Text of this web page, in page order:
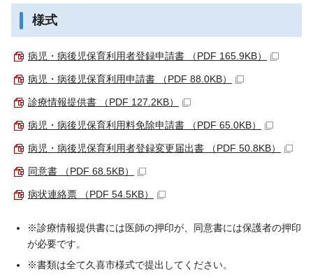
様式
病児・病後児保育利用者登録申請書 （PDF 165.9KB）
病児・病後児保育利用申請書 （PDF 88.0KB）
診療情報提供書 （PDF 127.2KB）
病児・病後児保育利用料免除申請書 （PDF 65.0KB）
病児・病後児保育利用者登録変更届出書 （PDF 50.8KB）
同意書 （PDF 68.5KB）
病状連絡票 （PDF 54.5KB）
※診療情報提供書には医師の押印が、同意書には保護者の押印
が必要です。
※書類は全て久喜市様式で提出してください。